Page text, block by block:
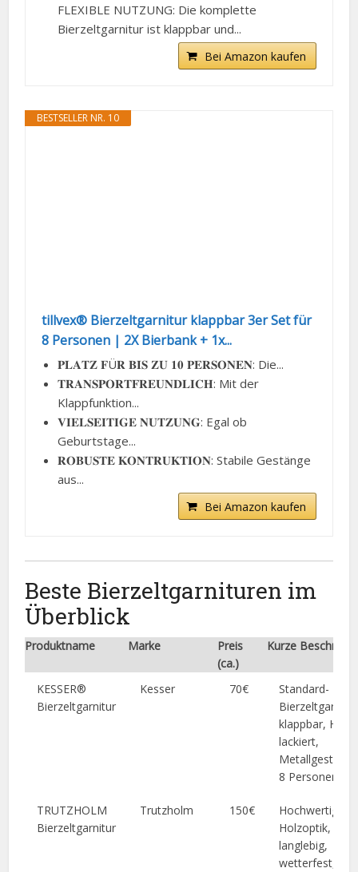
FLEXIBLE NUTZUNG: Die komplette
Bierzeltgarnitur ist klappbar und...
Bei Amazon kaufen
BESTSELLER NR. 10
tillvex® Bierzeltgarnitur klappbar 3er Set für
8 Personen | 2X Bierbank + 1x...
𝐏𝐋𝐀𝐓𝐙 𝐅Ü𝐑 𝐁𝐈𝐒 𝐙𝐔 𝟏𝟎 𝐏𝐄𝐑𝐒𝐎𝐍𝐄𝐍: Die...
𝐓𝐑𝐀𝐍𝐒𝐏𝐎𝐑𝐓𝐅𝐑𝐄𝐔𝐍𝐃𝐋𝐈𝐂𝐇: Mit der
Klappfunktion...
𝐕𝐈𝐄𝐋𝐒𝐄𝐈𝐓𝐈𝐆𝐄 𝐍𝐔𝐓𝐙𝐔𝐍𝐆: Egal ob
Geburtstage...
𝐑𝐎𝐁𝐔𝐒𝐓𝐄 𝐊𝐎𝐍𝐓𝐑𝐔𝐊𝐓𝐈𝐎𝐍: Stabile Gestänge
aus...
Bei Amazon kaufen
Beste Bierzeltgarnituren im
Überblick
Produktname Marke
Preis
(ca.)
Kurze
KESSER®
Bierzeltgarnitur
Kesser 70€
Standard-
klappbar, Holz
lackiert,
Metallgestell,
8 Personen
TRUTZHOLM
Bierzeltgarnitur
Trutzholm 150€
Hochwertige
Holzoptik,
langlebig,
wetterfest, inkl.